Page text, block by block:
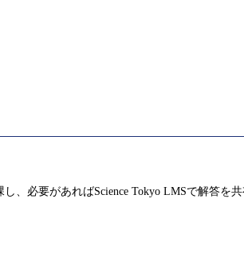
必要があればScience Tokyo LMSで解答を